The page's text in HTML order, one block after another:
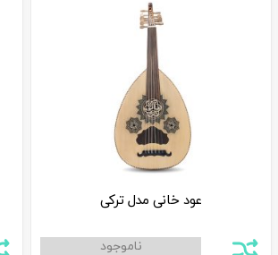
عود خانی مدل ترکی